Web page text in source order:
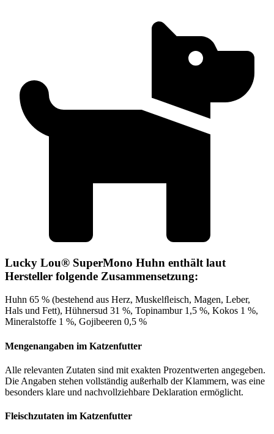
Lucky Lou® SuperMono Huhn enthält laut
Hersteller folgende Zusammensetzung:
Huhn 65 % (bestehend aus Herz, Muskelﬂeisch, Magen, Leber,
Hals und Fett), Hühnersud 31 %, Topinambur 1,5 %, Kokos 1 %,
Mineralstoffe 1 %, Gojibeeren 0,5 %
Mengenangaben im Katzenfutter
Alle relevanten Zutaten sind mit exakten Prozentwerten angegeben.
Die Angaben stehen vollständig außerhalb der Klammern, was eine
besonders klare und nachvollziehbare Deklaration ermöglicht.
Fleischzutaten im Katzenfutter